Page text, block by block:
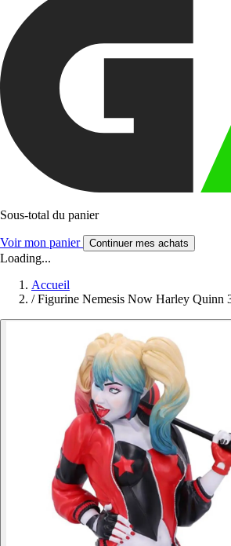
Sous-total du panier
Voir mon panier Continuer mes achats
Loading...
Accueil
/ Figurine Nemesis Now Harley Quinn